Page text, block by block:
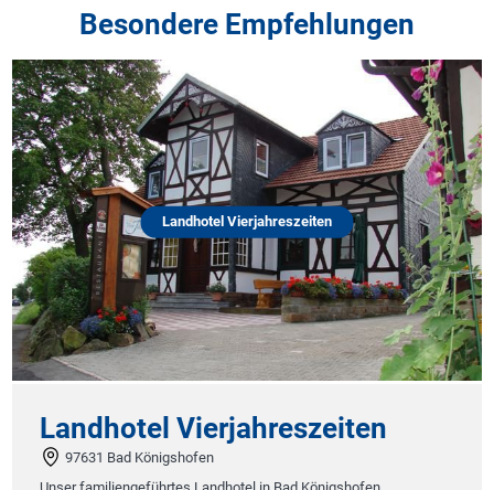
Besondere Empfehlungen
Landhotel Vierjahreszeiten
Landhotel Vierjahreszeiten
97631 Bad Königshofen